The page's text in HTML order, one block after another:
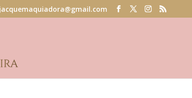
jacquemaquiadora@gmail.com